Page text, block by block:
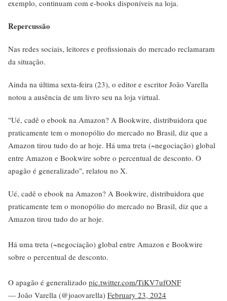
exemplo, continuam com e-books disponíveis na loja.
Repercussão
Nas redes sociais, leitores e profissionais do mercado reclamaram
da situação.
Ainda na última sexta-feira (23), o editor e escritor João Varella
notou a ausência de um livro seu na loja virtual.
"Ué, cadê o ebook na Amazon? A Bookwire, distribuidora que
praticamente tem o monopólio do mercado no Brasil, diz que a
Amazon tirou tudo do ar hoje. Há uma treta (~negociação) global
entre Amazon e Bookwire sobre o percentual de desconto. O
apagão é generalizado", relatou no X.
Ué, cadê o ebook na Amazon? A Bookwire, distribuidora que
praticamente tem o monopólio do mercado no Brasil, diz que a
Amazon tirou tudo do ar hoje.
Há uma treta (~negociação) global entre Amazon e Bookwire
sobre o percentual de desconto.
O apagão é generalizado pic.twitter.com/TiKV7ufONF
— João Varella (@joaovarella) February 23, 2024